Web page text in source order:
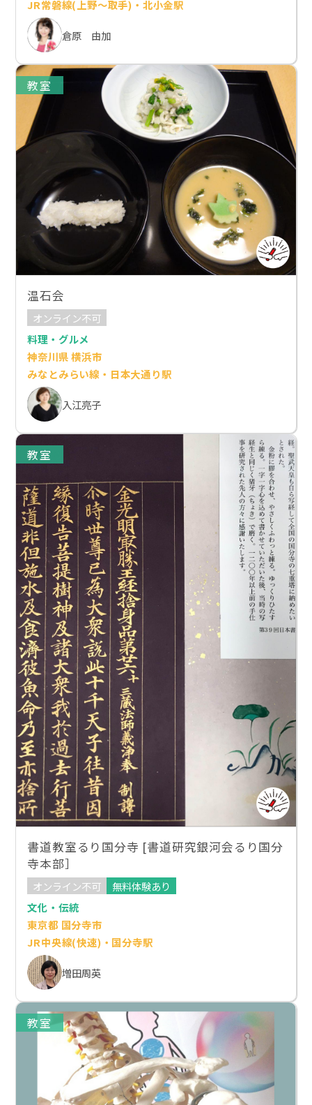
JR常磐線(上野～取手)・北小金駅
倉原 由加
教室
温石会
オンライン不可
料理・グルメ
神奈川県 横浜市
みなとみらい線・日本大通り駅
入江亮子
教室
書道教室るり国分寺 [書道研究銀河会るり国分
寺本部］
オンライン不可
無料体験あり
文化・伝統
東京都 国分寺市
JR中央線(快速)・国分寺駅
増田周英
教室